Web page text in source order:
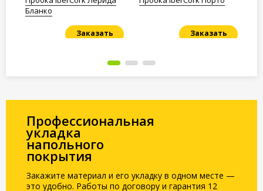
Бланко
Заказать Заказать
Профессиональная
укладка
напольного
покрытия
Закажите материал и его укладку в одном месте —
это удобно. Работы по договору и гарантия 12